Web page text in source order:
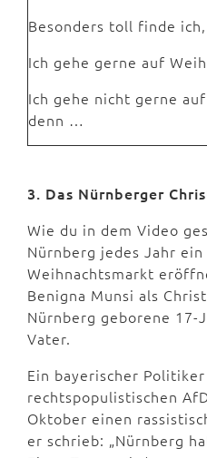
Besonders toll finde
Ich gehe gerne auf
Ich gehe nicht gerne
denn …
3. Das Nürnberger
Wie du in dem Video
Nürnberg jedes Jahr
Weihnachtsmarkt
Benigna Munsi als
Nürnberg geborene 17-
Vater.
Ein bayerischer
rechtspopulistischen
Oktober einen
er schrieb: „Nürnberg